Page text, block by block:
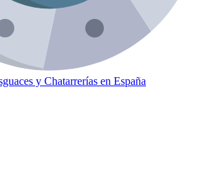
y Chatarrerías en España